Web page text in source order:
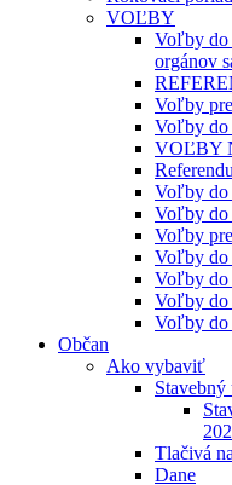
VOĽBY
Voľby do
orgánov
Voľby
Voľby do
VOĽBY
Voľby do
Voľby do
Voľby
Voľby do
Voľby do
Voľby do
Voľby do
Občan
Ako vybaviť
Stavebný
Tlačivá
Dane